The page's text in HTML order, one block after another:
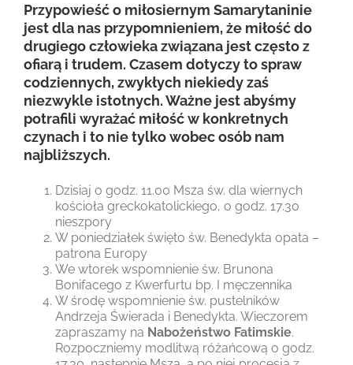
Przypowieść o miłosiernym Samarytaninie
jest dla nas przypomnieniem, że miłość do
drugiego człowieka związana jest często z
ofiarą i trudem. Czasem dotyczy to spraw
codziennych, zwykłych niekiedy zaś
niezwykle istotnych. Ważne jest abyśmy
potrafili wyrażać miłość w konkretnych
czynach i to nie tylko wobec osób nam
najbliższych.
Dzisiaj o godz. 11.00 Msza św. dla wiernych
kościoła greckokatolickiego, o godz. 17.30
nieszpory
W poniedziałek święto św. Benedykta opata –
patrona Europy
We wtorek wspomnienie św. Brunona
Bonifacego z Kwerfurtu bp. I męczennika
W środę wspomnienie św. pustelników
Andrzeja Świerada i Benedykta. Wieczorem
zapraszamy na Nabożeństwo Fatimskie.
Rozpoczniemy modlitwą różańcową o godz.